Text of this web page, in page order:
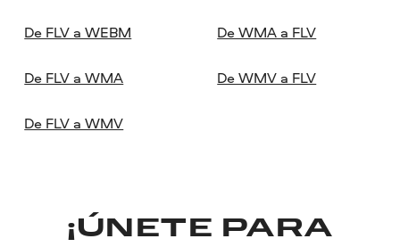
De FLV a WEBM
De FLV a WMA
De FLV a WMV
De WMA a FLV
De WMV a FLV
¡ÚNETE PARA